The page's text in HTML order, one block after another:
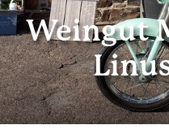
Weingut